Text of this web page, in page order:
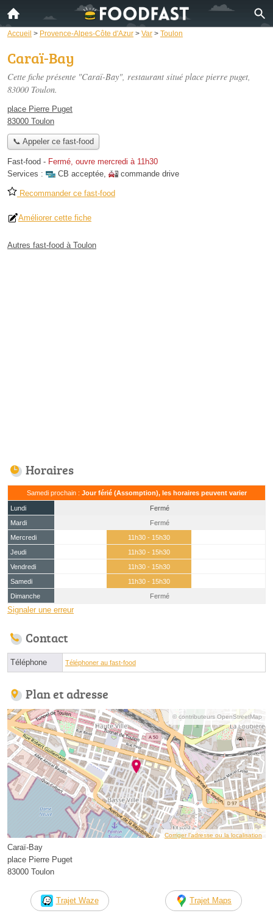
Accueil > Provence-Alpes-Côte d'Azur > Var > Toulon
Caraï-Bay
Cette fiche présente "Caraï-Bay", restaurant situé place pierre puget,
83000 Toulon.
place Pierre Puget
83000 Toulon
📞 Appeler ce fast-food
Fast-food - Fermé, ouvre mercredi à 11h30
Services :
CB acceptée, commande drive
Recommander ce fast-food
Améliorer cette fiche
Autres fast-food à Toulon
Horaires
Samedi prochain : Jour férié (Assomption), les horaires peuvent varier
Lundi
Fermé
Mardi
Fermé
Mercredi
11h30 - 15h30
Jeudi
11h30 - 15h30
Vendredi
11h30 - 15h30
Samedi
11h30 - 15h30
Dimanche
Fermé
Signaler une erreur
Contact
Téléphone Téléphoner au fast-food
Plan et adresse
© contributeurs OpenStreetMap
Corriger l’adresse ou la localisation
Caraï-Bay
place Pierre Puget
83000 Toulon
Trajet Waze Trajet Maps